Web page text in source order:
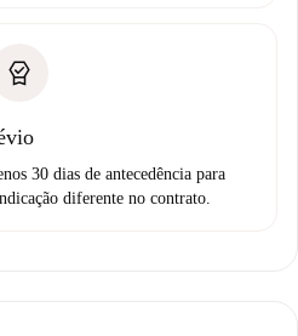
30 dias de antecedência para
diferente no contrato.